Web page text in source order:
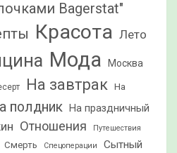
Bagerstat"
Красота Лето
Мода Москва
На завтрак На
полдник На праздничный
Отношения Путешествия
Смерть Спецоперации
Сытный